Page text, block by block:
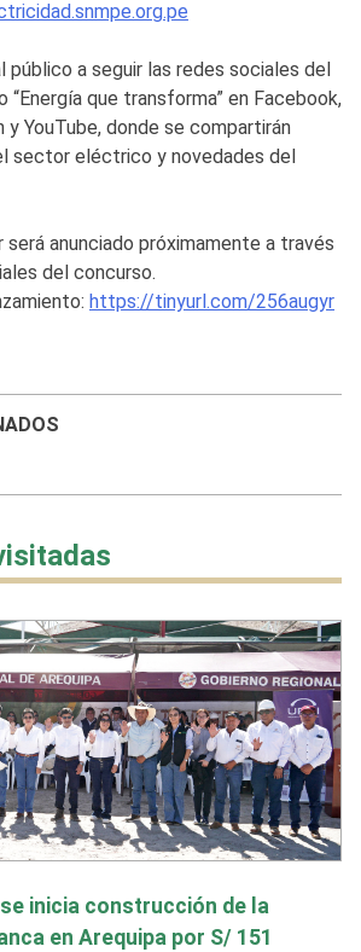
público a seguir las redes sociales del
“Energía que transforma” en Facebook,
y YouTube, donde se compartirán
sector eléctrico y novedades del
será anunciado próximamente a través
del concurso.
https://tinyurl.com/256augyr
se inicia construcción de la
en Arequipa por S/ 151